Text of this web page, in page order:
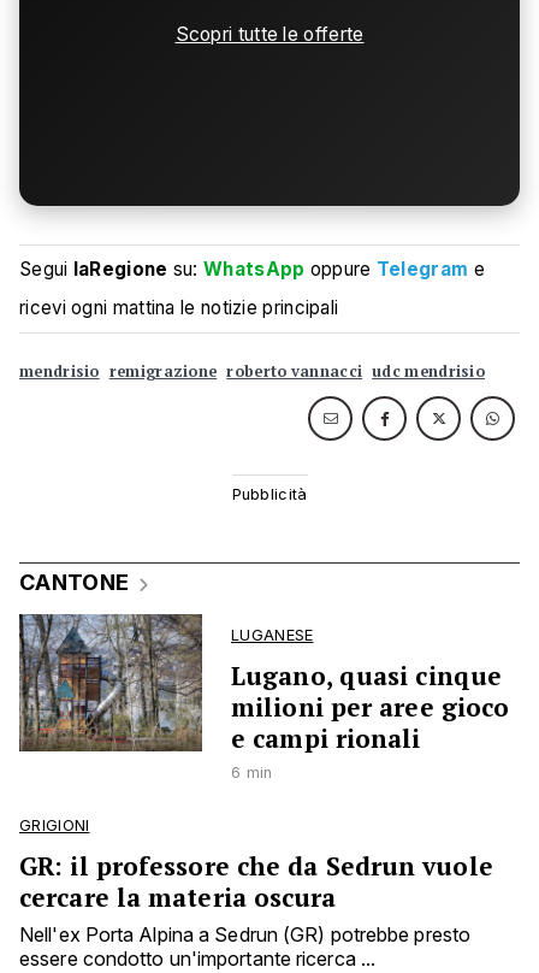
Scopri tutte le offerte
Segui laRegione su:WhatsApp oppure Telegram e
ricevi ogni mattina le notizie principali
mendrisio remigrazione roberto vannacci udc mendrisio
CANTONE
LUGANESE
Lugano, quasi cinque
milioni per aree gioco
e campi rionali
6 min
GRIGIONI
GR: il professore che da Sedrun vuole
cercare la materia oscura
Nell'ex Porta Alpina a Sedrun (GR) potrebbe presto
essere condotto un'importante ricerca ...